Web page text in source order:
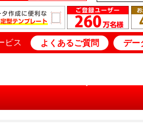
ビス よくあるご質問 デー